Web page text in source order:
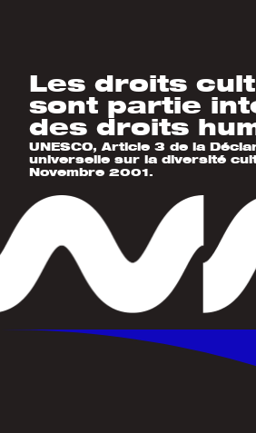
Les droits
sont partie
des droits
UNESCO, Article 3 de la
universelle sur la diversité
Novembre 2001.